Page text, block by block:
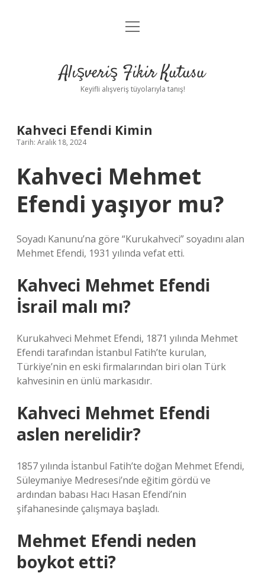
Anasayfa
Yasal Uyarı
menüyü
Alışveriş Fikir Kutusu
Keyifli alışveriş tüyolarıyla tanış!
Kahveci Efendi Kimin
Tarih: Aralık 18, 2024
Kahveci Mehmet
Efendi yaşıyor mu?
Soyadı Kanunu’na göre “Kurukahveci” soyadını alan
Mehmet Efendi, 1931 yılında vefat etti.
Kahveci Mehmet Efendi
İsrail malı mı?
Kurukahveci Mehmet Efendi, 1871 yılında Mehmet
Efendi tarafından İstanbul Fatih’te kurulan,
Türkiye’nin en eski firmalarından biri olan Türk
kahvesinin en ünlü markasıdır.
Kahveci Mehmet Efendi
aslen nerelidir?
1857 yılında İstanbul Fatih’te doğan Mehmet Efendi,
Süleymaniye Medresesi’nde eğitim gördü ve
ardından babası Hacı Hasan Efendi’nin
şifahanesinde çalışmaya başladı.
Mehmet Efendi neden
boykot etti?